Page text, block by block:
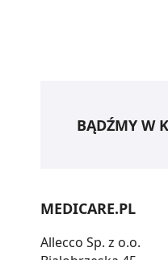
BĄDŹMY W
MEDICARE.PL
Allecco Sp. z o.o.